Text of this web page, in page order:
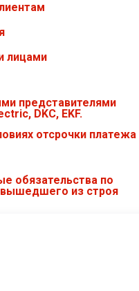
лицами
представителями
DKC, EKF.
отсрочки платежа
обязательства по
вышедшего из строя